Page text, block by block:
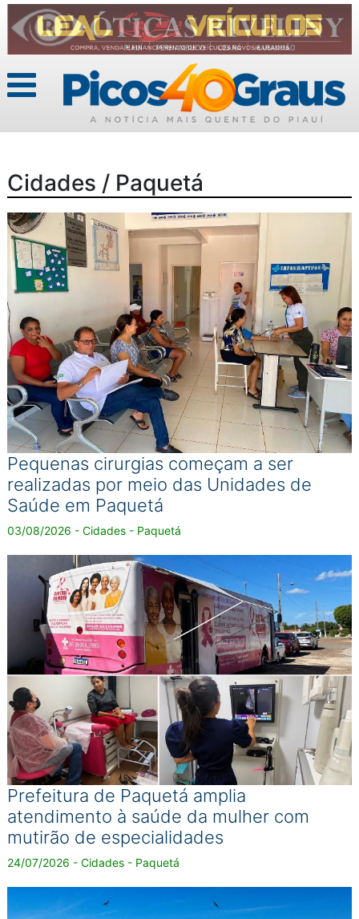
Cidades / Paquetá
Pequenas cirurgias começam a ser
realizadas por meio das Unidades de
Saúde em Paquetá
03/08/2026 - Cidades - Paquetá
Prefeitura de Paquetá amplia
atendimento à saúde da mulher com
mutirão de especialidades
24/07/2026 - Cidades - Paquetá